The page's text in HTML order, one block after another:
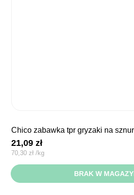
chico zabawka tpr gryzaki na
21,09zł
70,30 zł /kg
BRAK W